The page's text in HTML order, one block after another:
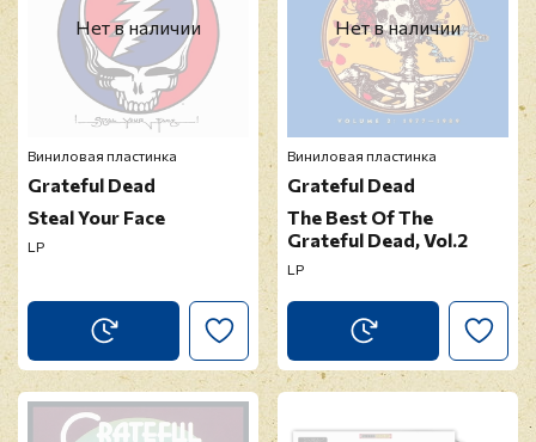
Нет в наличии
Виниловая пластинка
Grateful Dead
Steal Your Face
LP
Нет в наличии
Виниловая пластинка
Grateful Dead
The Best Of The
Grateful Dead, Vol.2
LP